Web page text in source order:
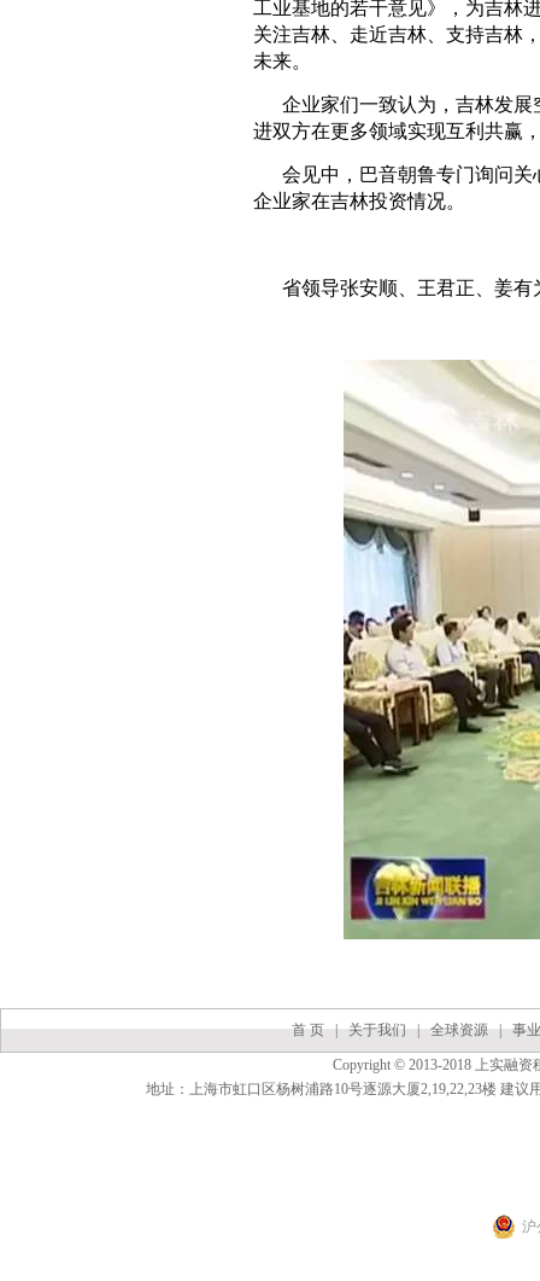
工业基地的若干意见》，为吉林
关注吉林、走近吉林、支持吉林
未来。
企业家们一致认为，吉林发
进双方在更多领域实现互利共赢
会见中，巴音朝鲁专门询问
企业家在吉林投资情况。
省领导张安顺、王君正、姜
首 页|关于我们|全球资源|事
Copyright © 2013-2018 上实融资
地址：上海市虹口区杨树浦路10号逐源大厦2,19,22,23楼 建议
沪